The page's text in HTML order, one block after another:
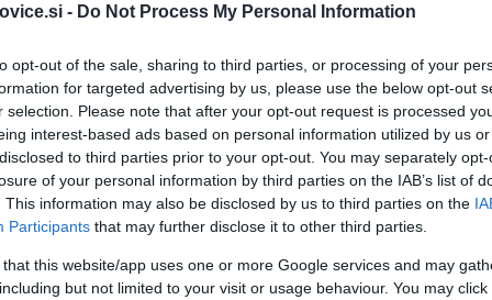
- Do Not Process My Personal Information
opt-out of the sale, sharing to third parties, or processing of your
for targeted advertising by us, please use the below opt-out
selection. Please note that after your opt-out request is processed
interest-based ads based on personal information utilized by us
to third parties prior to your opt-out. You may separately
of your personal information by third parties on the IAB’s list of
This information may also be disclosed by us to third parties on the
Participants that may further disclose it to other third parties.
that this website/app uses one or more Google services and may
but not limited to your visit or usage behaviour. You may
Gančani-Bogojina odstranili podrta drevesa.
glede na objave na družbenih omrežjih klestila vse
tudi z območja Vuzenice, Mute in Radelj ob